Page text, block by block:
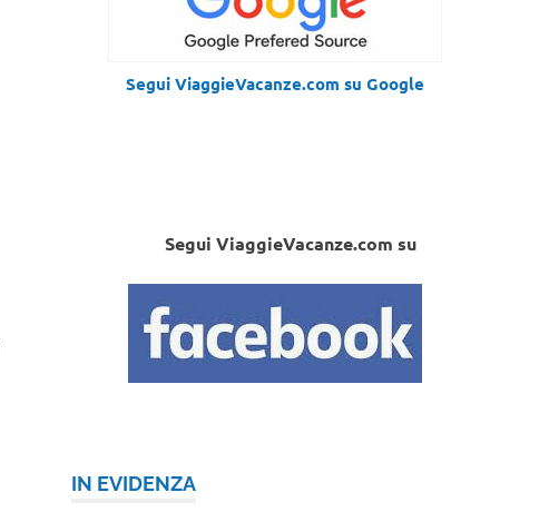
Segui ViaggieVacanze.com su Google
Segui ViaggieVacanze.com su
IN EVIDENZA